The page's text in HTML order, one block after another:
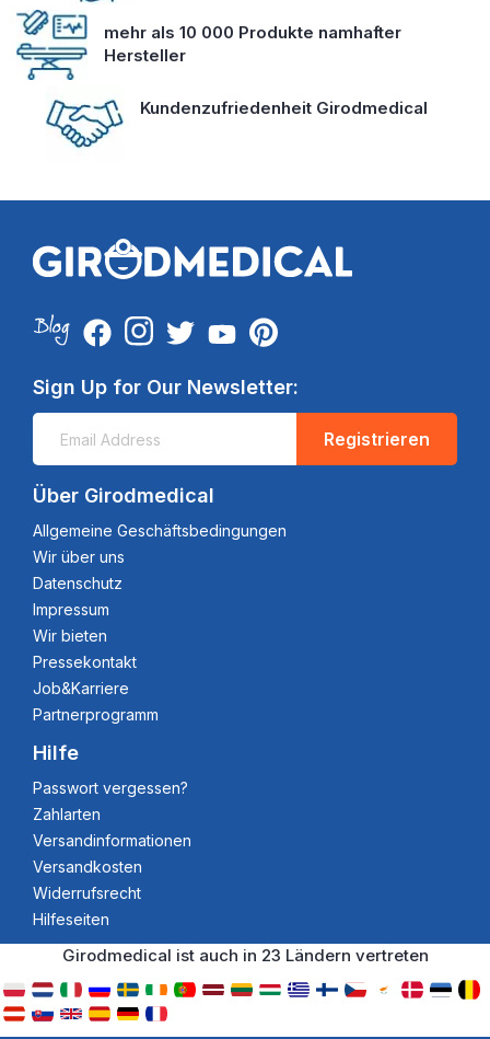
mehr als 10 000 Produkte namhafter
Hersteller
Kundenzufriedenheit Girodmedical
Sign Up for Our Newsletter:
Registrieren
Über Girodmedical
Allgemeine Geschäftsbedingungen
Wir über uns
Datenschutz
Impressum
Wir bieten
Pressekontakt
Job&Karriere
Partnerprogramm
Hilfe
Passwort vergessen?
Zahlarten
Versandinformationen
Versandkosten
Widerrufsrecht
Hilfeseiten
Girodmedical ist auch in 23 Ländern vertreten